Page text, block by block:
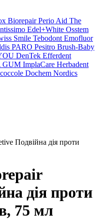
Biorepair Perio Aid The
Edel+White Osstem
Smile Tebodont Emofluor
PARO Pesitro Brush-Baby
DenTek Efferdent
GUM ImplaCare Herbadent
Dochem Nordics
Подвійна дія проти
дія проти
75 мл